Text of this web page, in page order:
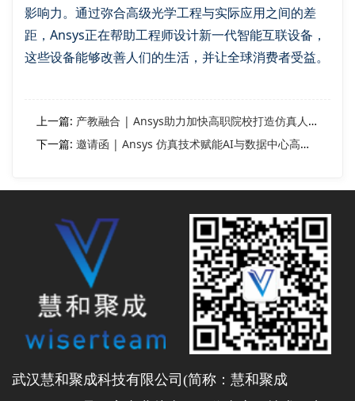
影响力。通过弥合高级光学工程与实际应用之间的差
距，Ansys正在帮助工程师设计新一代智能互联设备，
这些设备能够改善人们的生活，并让全球消费者受益。
上一篇: 产教融合 | Ansys助力加快高职院校打造仿真人才培养体系
下一篇: 邀请函 | Ansys 仿真技术赋能AI与数据中心高速光电互连创新研讨会
武汉慧和聚成科技有限公司(简称：慧和聚成